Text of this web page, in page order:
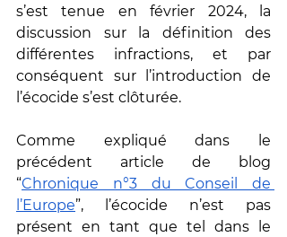
s’est tenue en février 2024, la
discussion sur la définition des
différentes infractions, et par
conséquent sur l’introduction de
l’écocide s’est clôturée.
Comme expliqué dans le
précédent article de blog
“Chronique n°3 du Conseil de
l’Europe”, l’écocide n’est pas
présent en tant que tel dans le